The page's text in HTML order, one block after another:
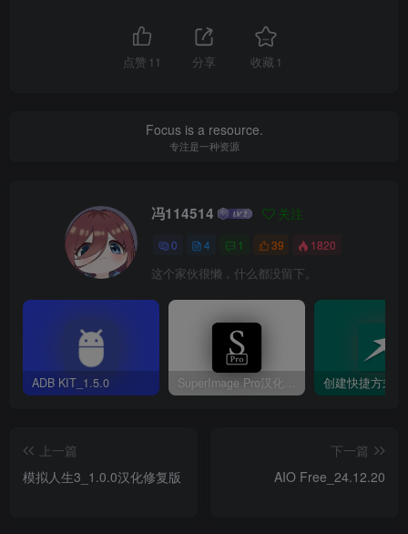
点赞 11 分享 收藏 1
Focus is a resource.
专注是一种资源
冯114514 关注
0 4 1 39 1820
这个家伙很懒，什么都没留下。
ADB KIT_1.5.0 SuperImage Pro汉化版v3.16.2 创建快捷方式
上一篇
模拟人生3_1.0.0汉化修复版
下一篇
AIO Free_24.12.20